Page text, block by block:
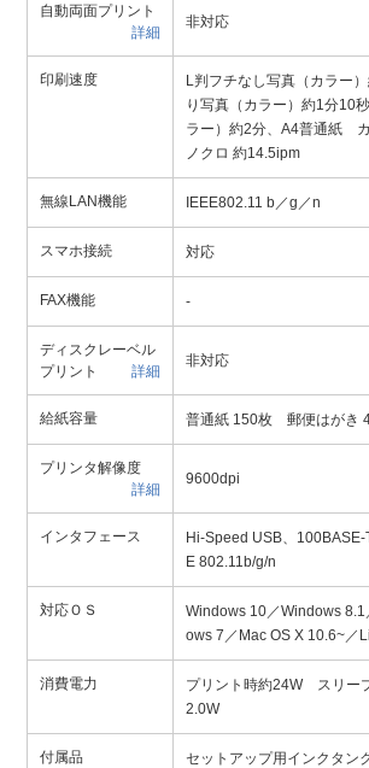
自動両面プリント
詳細
非対応
印刷速度
L判フチなし写真（カラー
り写真（カラー）約1分10
ラー）約2分、A4普通紙
ノクロ 約14.5ipm
無線LAN機能 IEEE802.11 b／g／n
スマホ接続 対応
FAX機能 -
ディスクレーベル
プリント
詳細
非対応
給紙容量 普通紙 150枚 郵便はがき
プリンタ解像度
詳細
9600dpi
インタフェース
Hi-Speed USB、
E 802.11b/g/n
対応ＯＳ
Windows 10／Windows
ows 7／Mac OS X 10.6~／
消費電力
プリント時約24W スリー
2.0W
付属品
セットアップ用インクタン